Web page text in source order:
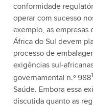
conformidade
operar com sucesso
exemplo, as empresas
África do Sul devem
processo de
exigências sul-
governamental n.º 9881
Saúde. Embora essa
discutida quanto as